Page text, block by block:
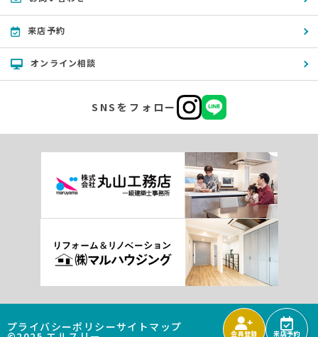
会員登録 来店予約
来店予約
オンライン相談
SNSをフォロー
プライバシーポリシーサイトマップ